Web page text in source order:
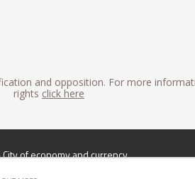
and opposition. For more
rights click here
of economy and currency